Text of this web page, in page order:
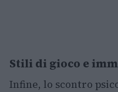
Stili di gioco e
Infine, lo scontro